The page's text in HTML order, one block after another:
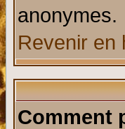
anonymes.
Revenir en
Comment